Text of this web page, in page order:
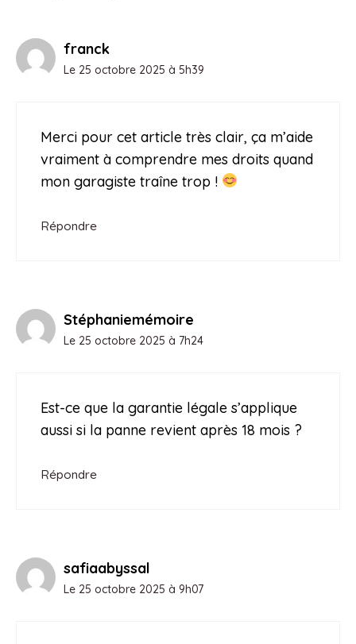
franck
Le 25 octobre 2025 à 5h39
Merci pour cet article très clair, ça m’aide
vraiment à comprendre mes droits quand
mon garagiste traîne trop !
Répondre
Stéphaniemémoire
Le 25 octobre 2025 à 7h24
Est-ce que la garantie légale s’applique
aussi si la panne revient après 18 mois ?
Répondre
safiaabyssal
Le 25 octobre 2025 à 9h07